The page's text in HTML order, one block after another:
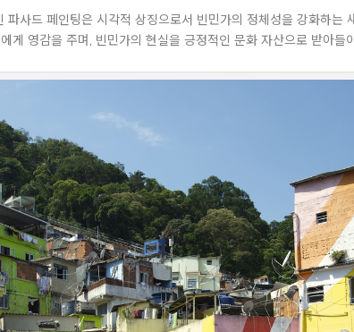
사드 페인팅은 시각적 상징으로서 빈민가의 정체성을 강화하는
게 영감을 주며, 빈민가의 현실을 긍정적인 문화 자산으로 받아들